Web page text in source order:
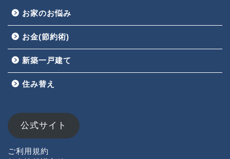
お家のお悩み
お金(節約術)
新築一戸建て
住み替え
公式サイト
ご利用規約